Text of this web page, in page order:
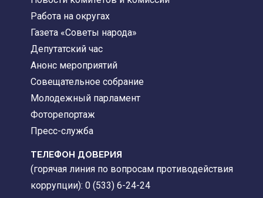
Работа на округах
Газета «Советы народа»
Депутатский час
Анонс мероприятий
Совещательное собрание
Молодежный парламент
Фоторепортаж
Пресс-служба
ТЕЛЕФОН ДОВЕРИЯ
(горячая линия по вопросам противодействия
коррупции): 0 (533) 6-24-24